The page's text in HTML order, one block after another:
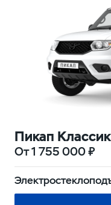
Пикап
От 1 755 000 ₽